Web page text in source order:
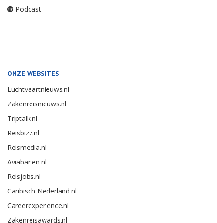
Podcast
ONZE WEBSITES
Luchtvaartnieuws.nl
Zakenreisnieuws.nl
Triptalk.nl
Reisbizz.nl
Reismedia.nl
Aviabanen.nl
Reisjobs.nl
Caribisch Nederland.nl
Careerexperience.nl
Zakenreisawards.nl